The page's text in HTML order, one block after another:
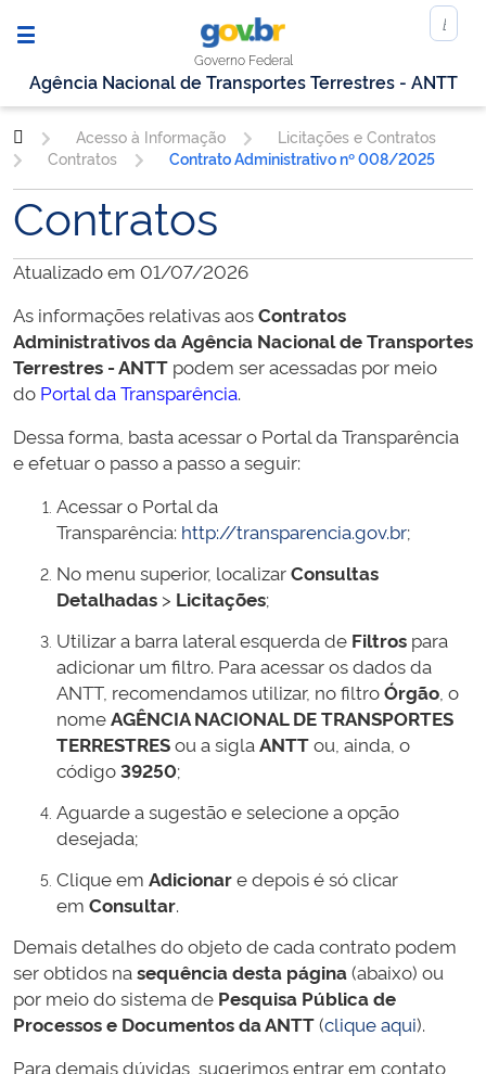
Governo Federal
Agência Nacional de Transportes Terrestres - ANTT
Acesso à Informação
Licitações e Contratos
Contratos
Contrato Administrativo nº 008/2025
Contratos
Atualizado em 01/07/2026
As informações relativas aosContratos
Administrativos daAgência Nacional de Transportes
Terrestres - ANTT podem ser acessadas por meio
do Portal da Transparência.
Dessa forma, basta acessar o Portal da Transparência
e efetuar o passo a passo a seguir:
Acessar o Portal da
Transparência: http://transparencia.gov.br;
No menu superior, localizarConsultas
Detalhadas > Licitações;
Utilizar a barra lateral esquerda de Filtros para
adicionar um filtro. Para acessar os dados da
ANTT, recomendamos utilizar, no filtroÓrgão , o
nomeAGÊNCIA NACIONAL DE TRANSPORTES
TERRESTRESou a siglaANTTou, ainda, o
código39250;
Aguarde a sugestão e selecione a opção
desejada;
Clique em Adicionare depois é só clicar
em Consultar.
Demais detalhes do objeto de cada contrato podem
ser obtidos nasequência desta página(abaixo) ou
por meio do sistema de Pesquisa Pública de
Processos e Documentos da ANTT(clique aqui).
Para demais dúvidas, sugerimos entrar em contato